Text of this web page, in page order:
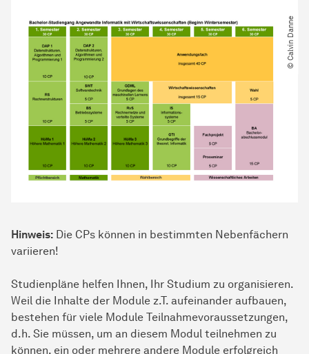
© Calvin Danne
Hinweis: Die CPs können in bestimmten Nebenfächern
variieren!
Studienpläne helfen Ihnen, Ihr Studium zu organisieren.
Weil die Inhalte der Module z.T. aufeinander aufbauen,
bestehen für viele Module Teilnahmevoraussetzungen,
d.h. Sie müssen, um an diesem Modul teilnehmen zu
können, ein oder mehrere andere Module erfolgreich